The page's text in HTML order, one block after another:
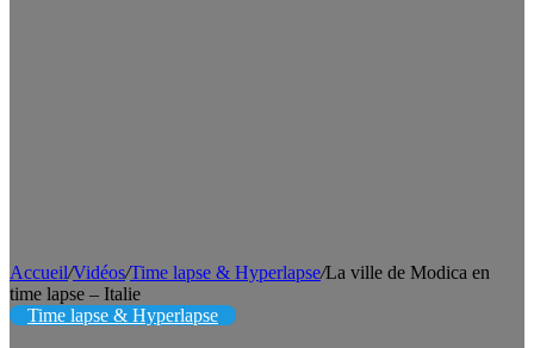
Accueil/Vidéos/Time lapse & Hyperlapse/La ville de Modica en
time lapse – Italie
Time lapse & Hyperlapse